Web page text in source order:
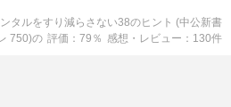
タルをすり減らさない38のヒント (中公新書
750)の 評価 79 ％ 感想・レビュー 130件